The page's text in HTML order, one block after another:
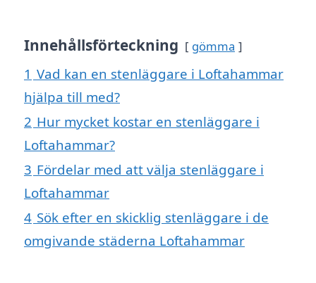
Innehållsförteckning gömma
1 Vad kan en stenläggare i Loftahammar
hjälpa till med?
2 Hur mycket kostar en stenläggare i
Loftahammar?
3 Fördelar med att välja stenläggare i
Loftahammar
4 Sök efter en skicklig stenläggare i de
omgivande städerna Loftahammar